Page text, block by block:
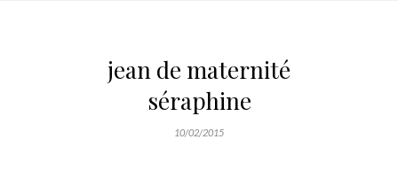
jean de maternité
séraphine
10/02/2015